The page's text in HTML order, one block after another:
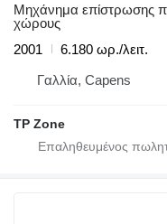
Μηχάνημα επίστρωσης
χώρους
2001
6.180 ωρ./λειτ.
Γαλλία, Capens
TP Zone